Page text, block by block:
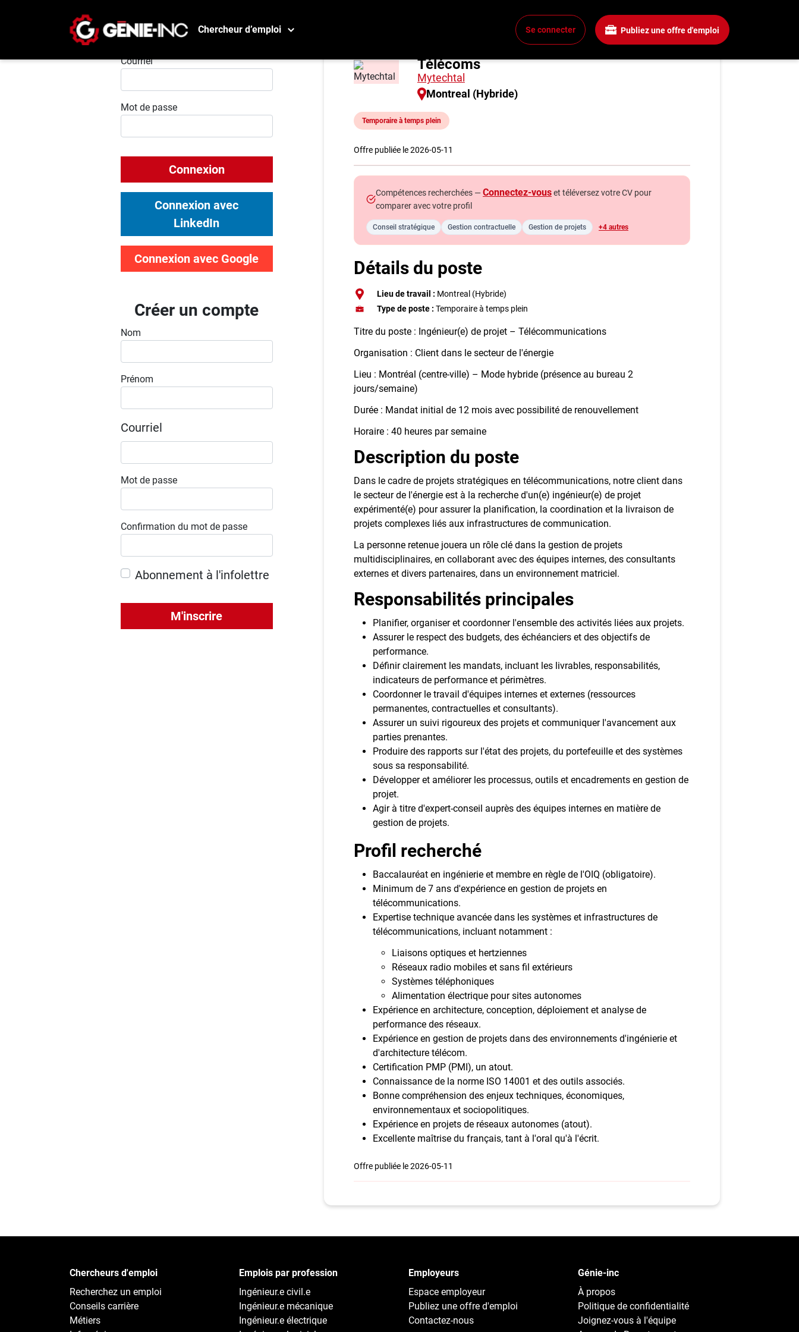
Chercheur d’emploi Se connecter Publiez une offre d'emploi
Conseils carrière
Métiers
Info génie
Employeurs
Publiez une offre d'emploi
Connexion
Courriel
Mot de passe
Connexion
Connexion avec
LinkedIn
Connexion avec Google
Créer un compte
Nom
Prénom
Courriel
Mot de passe
Confirmation du mot de passe
Abonnement à l'infolettre
M'inscrire
Ingénieur Électrique OIQ et Projets
Télécoms
Mytechtal
Montreal (Hybride)
Temporaire à temps plein
Offre publiée le 2026-05-11
Compétences recherchées —Connectez-vouset téléversez votre CV pour
comparer avec votre profil
Conseil stratégique Gestion contractuelle Gestion de projets +4 autres
Détails du poste
Lieu de travail : Montreal (Hybride)
Type de poste : Temporaire à temps plein
Titre du poste : Ingénieur(e) de projet – Télécommunications
Organisation : Client dans le secteur de l'énergie
Lieu : Montréal (centre-ville) – Mode hybride (présence au bureau 2
jours/semaine)
Durée : Mandat initial de 12 mois avec possibilité de renouvellement
Horaire : 40 heures par semaine
Description du poste
Dans le cadre de projets stratégiques en télécommunications, notre client dans
le secteur de l'énergie est à la recherche d'un(e) ingénieur(e) de projet
expérimenté(e) pour assurer la planification, la coordination et la livraison de
projets complexes liés aux infrastructures de communication.
La personne retenue jouera un rôle clé dans la gestion de projets
multidisciplinaires, en collaborant avec des équipes internes, des consultants
externes et divers partenaires, dans un environnement matriciel.
Responsabilités principales
Planifier, organiser et coordonner l'ensemble des activités liées aux projets.
Assurer le respect des budgets, des échéanciers et des objectifs de
performance.
Définir clairement les mandats, incluant les livrables, responsabilités,
indicateurs de performance et périmètres.
Coordonner le travail d'équipes internes et externes (ressources
permanentes, contractuelles et consultants).
Assurer un suivi rigoureux des projets et communiquer l'avancement aux
parties prenantes.
Produire des rapports sur l'état des projets, du portefeuille et des systèmes
sous sa responsabilité.
Développer et améliorer les processus, outils et encadrements en gestion de
projet.
Agir à titre d'expert-conseil auprès des équipes internes en matière de
gestion de projets.
Profil recherché
Baccalauréat en ingénierie et membre en règle de l'OIQ (obligatoire).
Minimum de 7 ans d'expérience en gestion de projets en
télécommunications.
Expertise technique avancée dans les systèmes et infrastructures de
télécommunications, incluant notamment :
Liaisons optiques et hertziennes
Réseaux radio mobiles et sans fil extérieurs
Systèmes téléphoniques
Alimentation électrique pour sites autonomes
Expérience en architecture, conception, déploiement et analyse de
performance des réseaux.
Expérience en gestion de projets dans des environnements d'ingénierie et
d'architecture télécom.
Certification PMP (PMI), un atout.
Connaissance de la norme ISO 14001 et des outils associés.
Bonne compréhension des enjeux techniques, économiques,
environnementaux et sociopolitiques.
Expérience en projets de réseaux autonomes (atout).
Excellente maîtrise du français, tant à l'oral qu'à l'écrit.
Offre publiée le 2026-05-11
Chercheurs d'emploi
Recherchez un emploi
Conseils carrière
Métiers
Emplois par profession
Ingénieur.e civil.e
Ingénieur.e mécanique
Ingénieur.e électrique
Employeurs
Espace employeur
Publiez une offre d'emploi
Contactez-nous
Génie-inc
À propos
Politique de confidentialité
Joignez-vous à l'équipe